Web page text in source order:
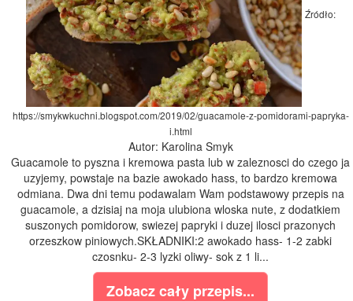
Źródło:
https://smykwkuchni.blogspot.com/2019/02/guacamole-z-pomidorami-papryka-
i.html
Autor: Karolina Smyk
Guacamole to pyszna i kremowa pasta lub w zaleznosci do czego ja
uzyjemy, powstaje na bazie awokado hass, to bardzo kremowa
odmiana. Dwa dni temu podawalam Wam podstawowy przepis na
guacamole, a dzisiaj na moja ulubiona wloska nute, z dodatkiem
suszonych pomidorow, swiezej papryki i duzej ilosci prazonych
orzeszkow piniowych.SKŁADNIKI:2 awokado hass- 1-2 zabki
czosnku- 2-3 lyzki oliwy- sok z 1 li...
Zobacz cały przepis...